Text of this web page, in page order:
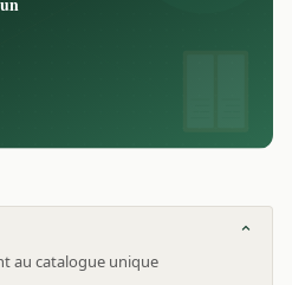
au catalogue unique